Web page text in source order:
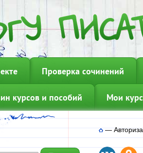
Проверка сочинений
курсов и пособий Мои
—